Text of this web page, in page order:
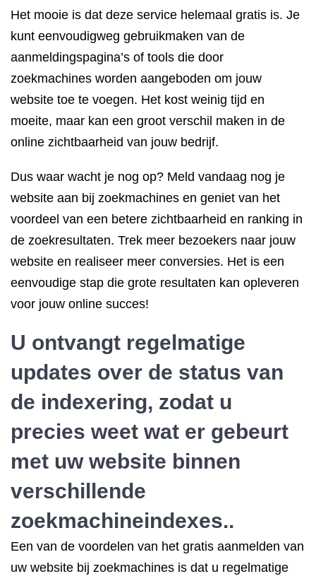
Het mooie is dat deze service helemaal gratis is. Je
kunt eenvoudigweg gebruikmaken van de
aanmeldingspagina’s of tools die door
zoekmachines worden aangeboden om jouw
website toe te voegen. Het kost weinig tijd en
moeite, maar kan een groot verschil maken in de
online zichtbaarheid van jouw bedrijf.
Dus waar wacht je nog op? Meld vandaag nog je
website aan bij zoekmachines en geniet van het
voordeel van een betere zichtbaarheid en ranking in
de zoekresultaten. Trek meer bezoekers naar jouw
website en realiseer meer conversies. Het is een
eenvoudige stap die grote resultaten kan opleveren
voor jouw online succes!
U ontvangt regelmatige
updates over de status van
de indexering, zodat u
precies weet wat er gebeurt
met uw website binnen
verschillende
zoekmachineindexes..
Een van de voordelen van het gratis aanmelden van
uw website bij zoekmachines is dat u regelmatige